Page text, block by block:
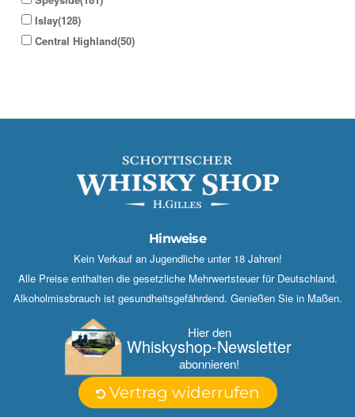
Islay(128)
Central Highland(50)
Hinweise
Kein Verkauf an Jugendliche unter 18 Jahren!
Alle Preise enthalten die gesetzliche Mehrwertsteuer für Deutschland.
Alkoholmissbrauch ist gesundheitsgefährdend. Genießen Sie in Maßen.
Hier den
Whisky­shop-Newsletter
abonnieren!
Vertrag widerrufen